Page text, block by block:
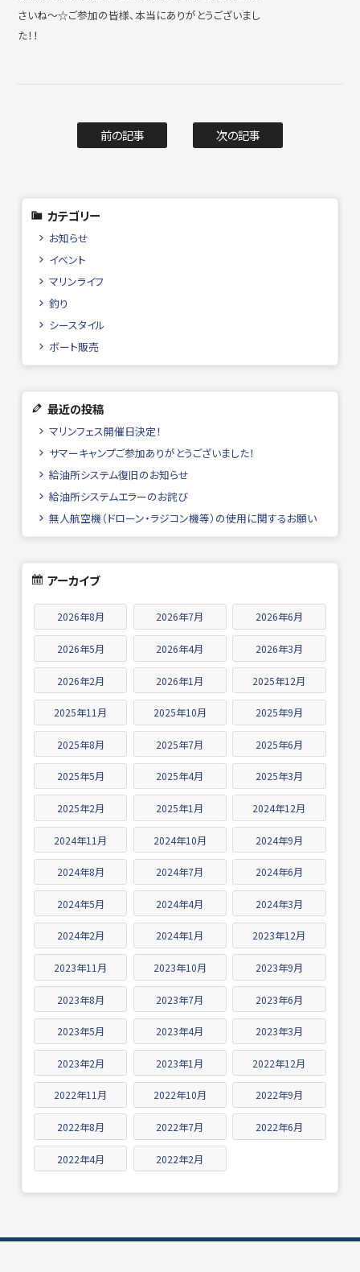
さいね～☆ご参加の皆様、本当にありがとうございまし
た！！
前の記事 次の記事
カテゴリー
お知らせ
イベント
マリンライフ
釣り
シースタイル
ボート販売
最近の投稿
マリンフェス開催日決定！
サマーキャンプご参加ありがとうございました！
給油所システム復旧のお知らせ
給油所システムエラーのお詫び
無人航空機（ドローン・ラジコン機等）の使用に関するお願い
アーカイブ
2026年8月 2026年7月 2026年6月
2026年5月 2026年4月 2026年3月
2026年2月 2026年1月 2025年12月
2025年11月 2025年10月 2025年9月
2025年8月 2025年7月 2025年6月
2025年5月 2025年4月 2025年3月
2025年2月 2025年1月 2024年12月
2024年11月 2024年10月 2024年9月
2024年8月 2024年7月 2024年6月
2024年5月 2024年4月 2024年3月
2024年2月 2024年1月 2023年12月
2023年11月 2023年10月 2023年9月
2023年8月 2023年7月 2023年6月
2023年5月 2023年4月 2023年3月
2023年2月 2023年1月 2022年12月
2022年11月 2022年10月 2022年9月
2022年8月 2022年7月 2022年6月
2022年4月 2022年2月